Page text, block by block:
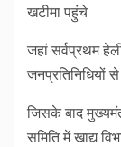
खटीमा पहुंचे
जहां सर्वप्रथम
जनप्रतिनिधियों
जिसके बाद
समिति में खाद्य